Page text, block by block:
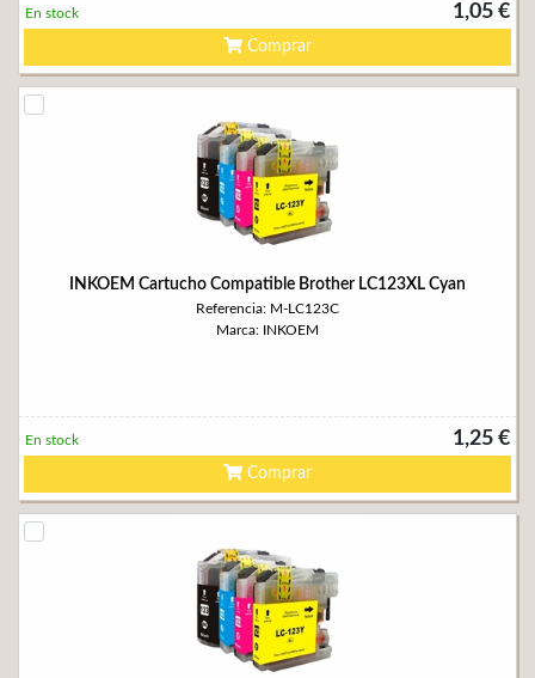
1,05 €
En stock
Comprar
INKOEM Cartucho Compatible Brother LC123XL Cyan
Referencia: M-LC123C
Marca: INKOEM
1,25 €
En stock
Comprar